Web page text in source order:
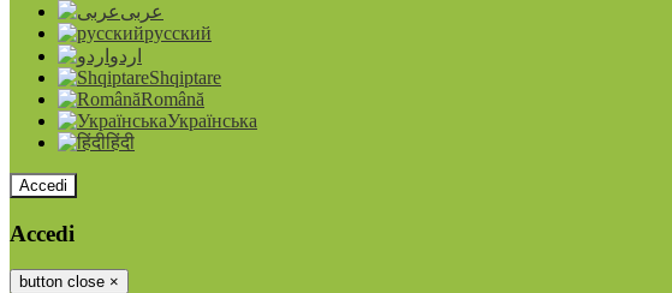
عربى
русский
اردو
Shqiptare
Română
Українська
हिंदी
Accedi
Accedi
button close ×